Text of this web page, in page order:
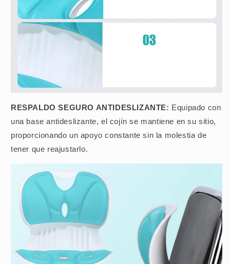
RESPALDO SEGURO ANTIDESLIZANTE: Equipado con
una base antideslizante, el cojín se mantiene en su sitio,
proporcionando un apoyo constante sin la molestia de
tener que reajustarlo.